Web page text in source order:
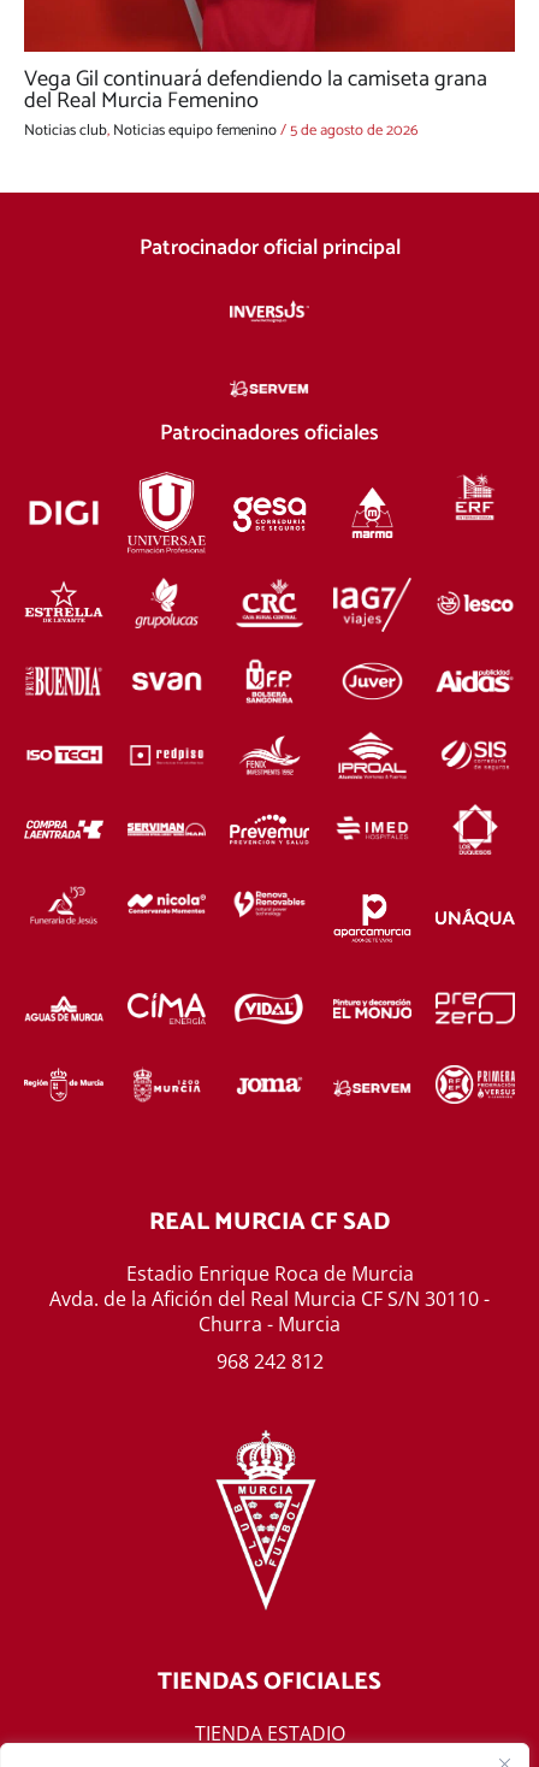
Vega Gil continuará defendiendo la camiseta grana
del Real Murcia Femenino
Noticias club,Noticias equipo femenino/5 de agosto de 2026
Patrocinador oficial principal
Patrocinadores oficiales
REAL MURCIA CF SAD
Estadio Enrique Roca de Murcia
Avda. de la Afición del Real Murcia CF S/N 30110 -
Churra - Murcia
968 242 812
TIENDAS OFICIALES
TIENDA ESTADIO